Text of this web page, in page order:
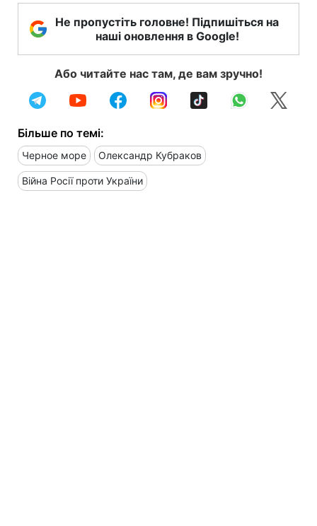
Не пропустіть головне! Підпишіться на
наші оновлення в Google!
Або читайте нас там, де вам зручно!
Більше по темі:
Черное море Олександр Кубраков
Війна Росії проти України